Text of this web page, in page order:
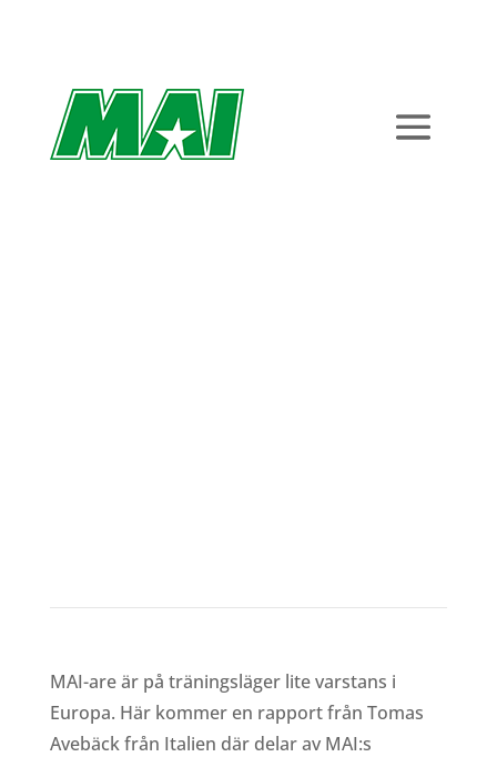
MAI-are är på träningsläger lite varstans i
Europa. Här kommer en rapport från Tomas
Avebäck från Italien där delar av MAI:s